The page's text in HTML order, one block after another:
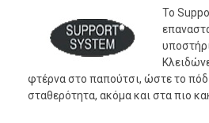
Το
φτέρνα στο παπούτσι, ώστε το
σταθερότητα, ακόμα και στα πιο